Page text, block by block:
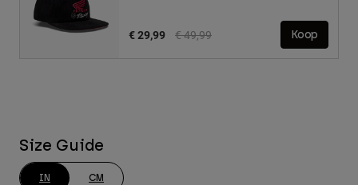
Price reduced from
€ 49,99to
€ 29,99 Koop
Size Guide
IN CM